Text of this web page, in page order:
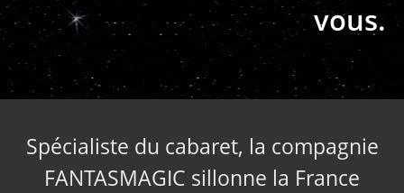
vous.
Spécialiste du cabaret, la compagnie
FANTASMAGIC sillonne la France